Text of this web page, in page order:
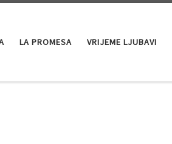
LA PROMESA VRIJEME LJUBAVI